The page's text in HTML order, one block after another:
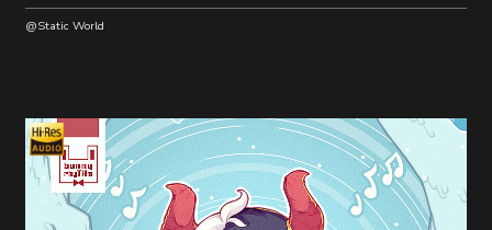
@Static World